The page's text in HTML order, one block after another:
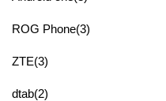
ROG Phone(3)
ZTE(3)
dtab(2)